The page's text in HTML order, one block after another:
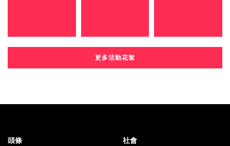
更多活動花絮
頭條 社會